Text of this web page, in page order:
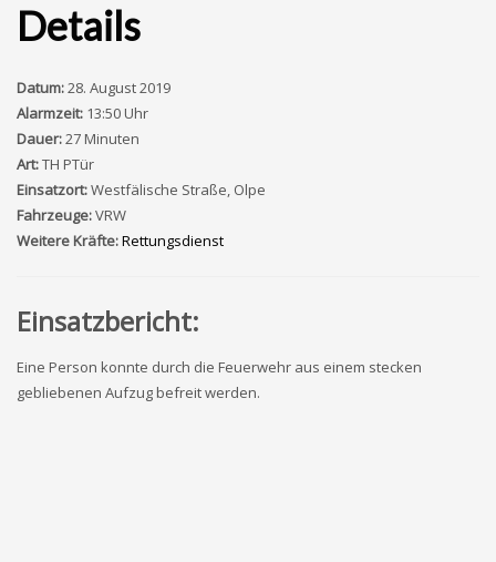
Details
Datum:28. August 2019
Alarmzeit: 13:50 Uhr
Dauer:27 Minuten
Art:TH PTür
Einsatzort:Westfälische Straße, Olpe
Fahrzeuge:VRW
Weitere Kräfte:Rettungsdienst
Einsatzbericht:
Eine Person konnte durch die Feuerwehr aus einem stecken
gebliebenen Aufzug befreit werden.